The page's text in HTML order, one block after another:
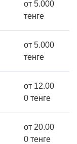
от 5.000
тенге
от 5.000
тенге
от 12.00
0 тенге
от 20.00
0 тенге